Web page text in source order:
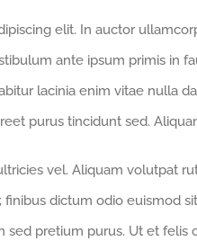
elit. In auctor
ante ipsum primis in
lacinia enim vitae nulla
purus tincidunt sed.
vel. Aliquam volutpat
dictum odio euismod
sed pretium purus. Ut et felis